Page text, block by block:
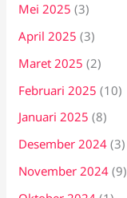
Mei 2025 (3)
April 2025 (3)
Maret 2025 (2)
Februari 2025 (10)
Januari 2025 (8)
Desember 2024 (3)
November 2024 (9)